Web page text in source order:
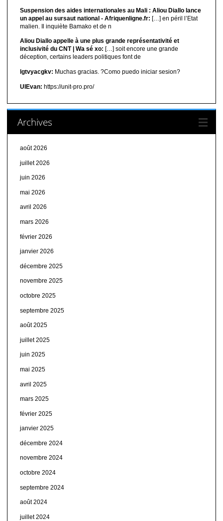
Suspension des aides internationales au Mali : Aliou Diallo lance
un appel au sursaut national - Afriquenligne.fr: […] en péril l’Etat
malien. Il inquiète Bamako et de n
Aliou Diallo appelle à une plus grande représentativité et
inclusivité du CNT | Wa sé xo: […] soit encore une grande
déception, certains leaders politiques font de
lgtvyacgkv: Muchas gracias. ?Como puedo iniciar sesion?
UIEvan: https://unit-pro.pro/
Archives
août 2026
juillet 2026
juin 2026
mai 2026
avril 2026
mars 2026
février 2026
janvier 2026
décembre 2025
novembre 2025
octobre 2025
septembre 2025
août 2025
juillet 2025
juin 2025
mai 2025
avril 2025
mars 2025
février 2025
janvier 2025
décembre 2024
novembre 2024
octobre 2024
septembre 2024
août 2024
juillet 2024